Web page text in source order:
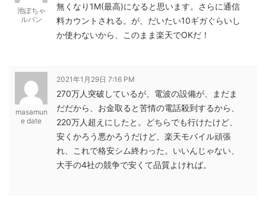
池ぽちゃ
ルパン
無くなり1M(最高)になると思います。さらに通信
料カウントされる。が、だいたい10ギガぐらいし
か使わないから、このまま楽天でOKだ！
masamun
e date
2021年1月29日 7:16 PM
270万人突破しているが、電波の設備が、まだま
だだから、お金取ると苦情の電話殺到するから、
220万人超えにしたと。どちらでも行けたけど、
安くかろう悪かろうだけど、楽天モバイル頑張
れ、これで格安シム終わった。いいんじゃない、
大手の4社の競争で安くて品質よければ。